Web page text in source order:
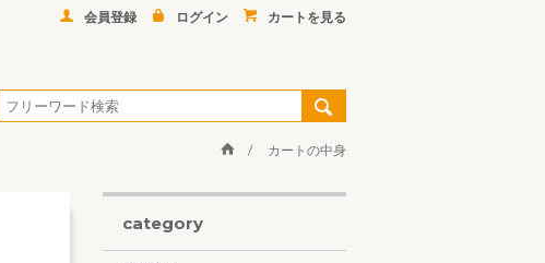
会員登録 ログイン カートを見る
カートの中身
category